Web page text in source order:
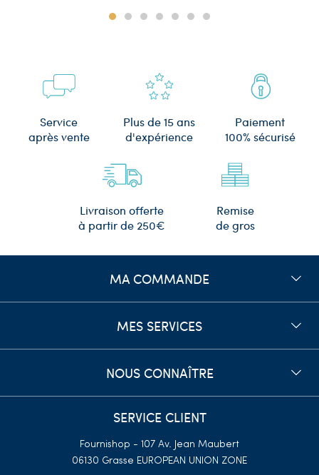
Service
après vente
Plus de 15 ans
d'expérience
Paiement
100% sécurisé
Livraison offerte
à partir de 250€
Remise
de gros
MA COMMANDE
MES SERVICES
NOUS CONNAÎTRE
SERVICE CLIENT
Fournishop - 107 Av. Jean Maubert
06130 Grasse EUROPEAN UNION ZONE